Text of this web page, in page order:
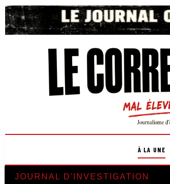
À LA UNE
JOURNAL D'INVESTIGATION